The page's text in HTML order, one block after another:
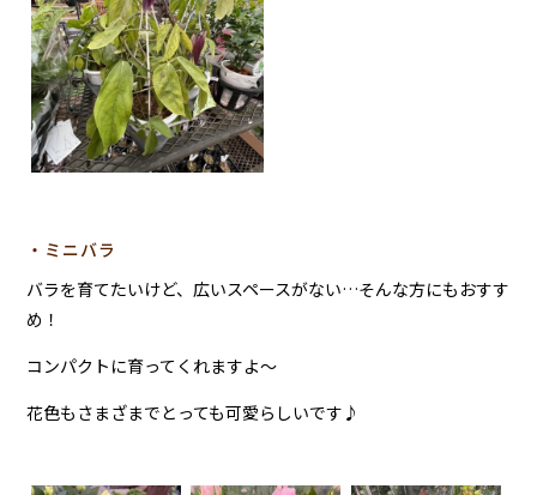
・ミニバラ
バラを育てたいけど、広いスペースがない…そんな方にもおすす
め！
コンパクトに育ってくれますよ～
花色もさまざまでとっても可愛らしいです♪